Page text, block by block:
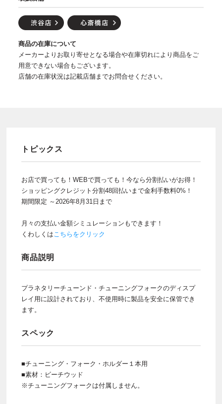
商品の在庫について
メーカーよりお取り寄せとなる場合や在庫切れにより商品をご
用意できない場合もございます。
店舗の在庫状況は記載店舗までお問合せください。
トピックス
お店で買っても！WEBで買っても！今なら分割払いがお得！
ショッピングクレジット分割48回払いまで金利手数料0%！
期間限定 ～2026年8月31日まで
月々の支払い金額シミュレーションもできます！
くわしくはこちらをクリック
商品説明
プラネタリーチューンド・チューニングフォークのディスプ
レイ用に設計されており、不使用時に製品を安全に保管でき
ます。
スペック
■チューニング・フォーク・ホルダー１本用
■素材：ビーチウッド
※チューニングフォークは付属しません。